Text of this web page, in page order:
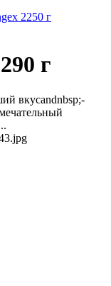
2250 г
г
вкусandnbsp;-